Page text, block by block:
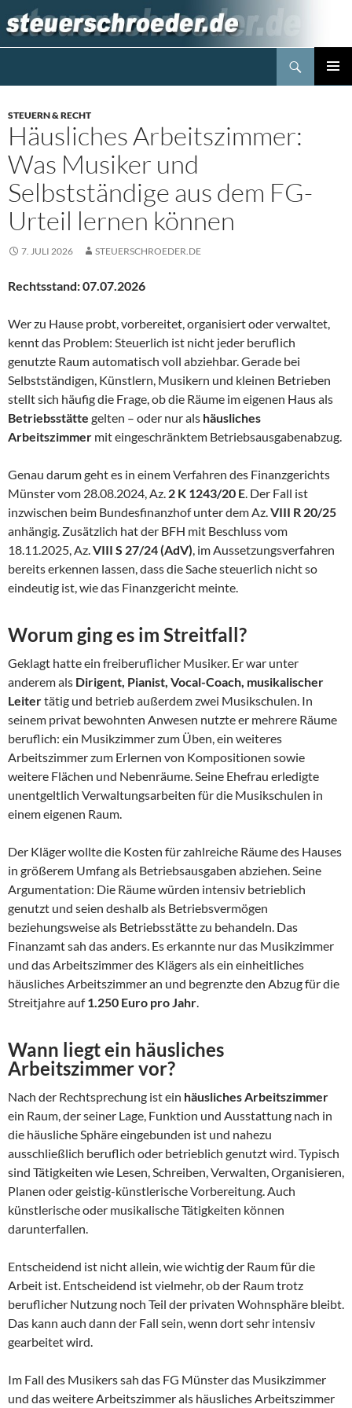
Inhalt
springen
STEUERN & RECHT
Häusliches Arbeitszimmer:
Was Musiker und
Selbstständige aus dem FG-
Urteil lernen können
7. JULI 2026 STEUERSCHROEDER.DE
Rechtsstand: 07.07.2026
Wer zu Hause probt, vorbereitet, organisiert oder verwaltet,
kennt das Problem: Steuerlich ist nicht jeder beruflich
genutzte Raum automatisch voll abziehbar. Gerade bei
Selbstständigen, Künstlern, Musikern und kleinen Betrieben
stellt sich häufig die Frage, ob die Räume im eigenen Haus als
Betriebsstätte gelten – oder nur als häusliches
Arbeitszimmer mit eingeschränktem Betriebsausgabenabzug.
Genau darum geht es in einem Verfahren des Finanzgerichts
Münster vom 28.08.2024, Az. 2 K 1243/20 E . Der Fall ist
inzwischen beim Bundesfinanzhof unter dem Az. VIII R 20/25
anhängig. Zusätzlich hat der BFH mit Beschluss vom
18.11.2025, Az. VIII S 27/24 (AdV) , im Aussetzungsverfahren
bereits erkennen lassen, dass die Sache steuerlich nicht so
eindeutig ist, wie das Finanzgericht meinte.
Worum ging es im Streitfall?
Geklagt hatte ein freiberuflicher Musiker. Er war unter
anderem als Dirigent, Pianist, Vocal-Coach, musikalischer
Leitertätig und betrieb außerdem zwei Musikschulen. In
seinem privat bewohnten Anwesen nutzte er mehrere Räume
beruflich: ein Musikzimmer zum Üben, ein weiteres
Arbeitszimmer zum Erlernen von Kompositionen sowie
weitere Flächen und Nebenräume. Seine Ehefrau erledigte
unentgeltlich Verwaltungsarbeiten für die Musikschulen in
einem eigenen Raum.
Der Kläger wollte die Kosten für zahlreiche Räume des Hauses
in größerem Umfang als Betriebsausgaben abziehen. Seine
Argumentation: Die Räume würden intensiv betrieblich
genutzt und seien deshalb als Betriebsvermögen
beziehungsweise als Betriebsstätte zu behandeln. Das
Finanzamt sah das anders. Es erkannte nur das Musikzimmer
und das Arbeitszimmer des Klägers als ein einheitliches
häusliches Arbeitszimmer an und begrenzte den Abzug für die
Streitjahre auf1.250 Euro pro Jahr
Wann liegt ein häusliches
Arbeitszimmer vor?
Nach der Rechtsprechung ist ein häusliches Arbeitszimmer
ein Raum, der seiner Lage, Funktion und Ausstattung nach in
die häusliche Sphäre eingebunden ist und nahezu
ausschließlich beruflich oder betrieblich genutzt wird. Typisch
sind Tätigkeiten wie Lesen, Schreiben, Verwalten, Organisieren,
Planen oder geistig-künstlerische Vorbereitung. Auch
künstlerische oder musikalische Tätigkeiten können
darunterfallen.
Entscheidend ist nicht allein, wie wichtig der Raum für die
Arbeit ist. Entscheidend ist vielmehr, ob der Raum trotz
beruflicher Nutzung noch Teil der privaten Wohnsphäre bleibt.
Das kann auch dann der Fall sein, wenn dort sehr intensiv
gearbeitet wird.
Im Fall des Musikers sah das FG Münster das Musikzimmer
und das weitere Arbeitszimmer als häusliches Arbeitszimmer